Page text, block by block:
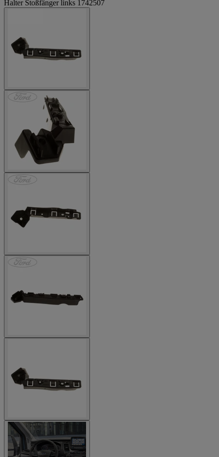
Halter Stoßfänger links 1742507